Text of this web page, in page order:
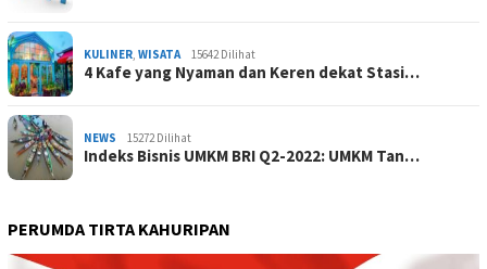
KULINER WISATA 15642 Dilihat
4 Kafe yang Nyaman dan Keren dekat Stasi…
NEWS 15272 Dilihat
Indeks Bisnis UMKM BRI Q2-2022: UMKM Tan…
PERUMDA TIRTA KAHURIPAN